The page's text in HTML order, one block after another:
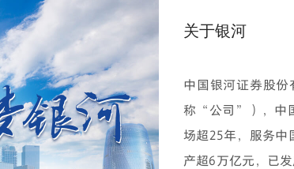
关于银河
中国银河证券股份
称“公司”），中
场超25年，服务
产超6万亿元，已